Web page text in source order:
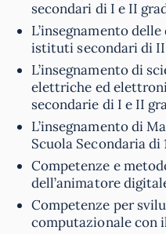
secondari di I e II
L’insegnamento
istituti secondari di
L’insegnamento di
elettriche ed
secondarie di I e II
L’insegnamento di
Scuola Secondaria di
Competenze e
dell’animatore
Competenze per
computazionale con